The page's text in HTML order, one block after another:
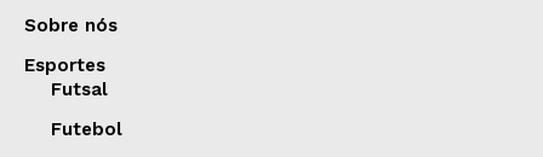
Sobre nós
Esportes
Futsal
Futebol